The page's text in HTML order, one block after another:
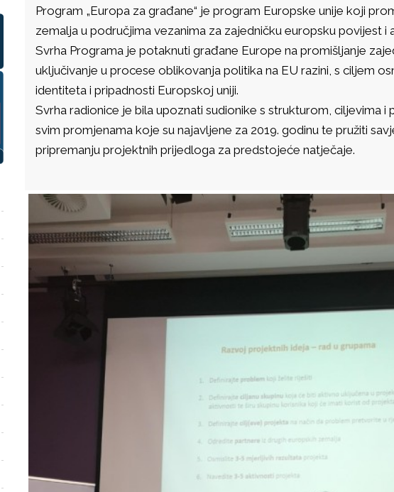
Program „Europa za građane“ je program Europske unije koji
zemalja u područjima vezanima za zajedničku europsku povijest
Svrha Programa je potaknuti građane Europe na promišljanje
uključivanje u procese oblikovanja politika na EU razini, s ciljem
identiteta i pripadnosti Europskoj uniji.
Svrha radionice je bila upoznati sudionike s strukturom, ciljevima i
svim promjenama koje su najavljene za 2019. godinu te pružiti
pripremanju projektnih prijedloga za predstojeće natječaje.